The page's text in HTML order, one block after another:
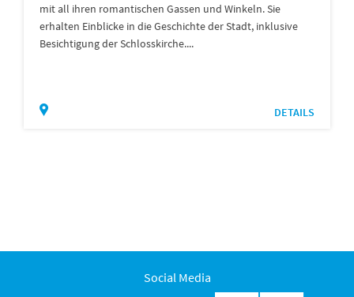
mit all ihren romantischen Gassen und Winkeln. Sie
erhalten Einblicke in die Geschichte der Stadt, inklusive
Besichtigung der Schlosskirche....
DETAILS
Social Media